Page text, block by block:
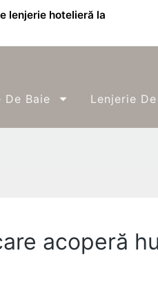
lenjerie hotelieră la
De Baie Lenjerie
acoperă